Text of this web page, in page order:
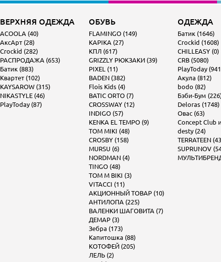
ВЕРХНЯЯ ОДЕЖДА
ACOOLA (40)
АксАрт (28)
Crockid (282)
РАСПРОДАЖА (653)
Батик (883)
Квартет (102)
KAYSAROW (315)
NIKASTYLE (46)
PlayToday (87)
ОБУВЬ
FLAMINGO (149)
KAPIKA (27)
КПЛ (617)
GRIZZLY РЮКЗАКИ (39)
PIXEL (11)
BADEN (382)
Flois Kids (4)
BATIC ORTO (7)
CROSSWAY (12)
INDIGO (57)
KENKA EL TEMPO (9)
TOM MIKI (48)
CROSBY (158)
MURSU (6)
NORDMAN (4)
TINGO (48)
TOM M BIKI (3)
VITACCI (11)
АКЦИОННЫЙ ТОВАР (10)
АНТИЛОПА (225)
ВАЛЕНКИ ШАГОВИТА (7)
ДЕМАР (3)
Зебра (173)
Капитошка (88)
КОТОФЕЙ (205)
ЛЕЛЬ (2)
ОДЕЖДА
Батик (1646)
Crockid (1608)
CHILLEASY (0)
CRB (5080)
PlayToday
Акула (812)
bodo (82)
Бэби-Бум
Deloras (1748)
Овас (63)
Concept Club
desty (24)
TERRATEEN
SUPRUNOV